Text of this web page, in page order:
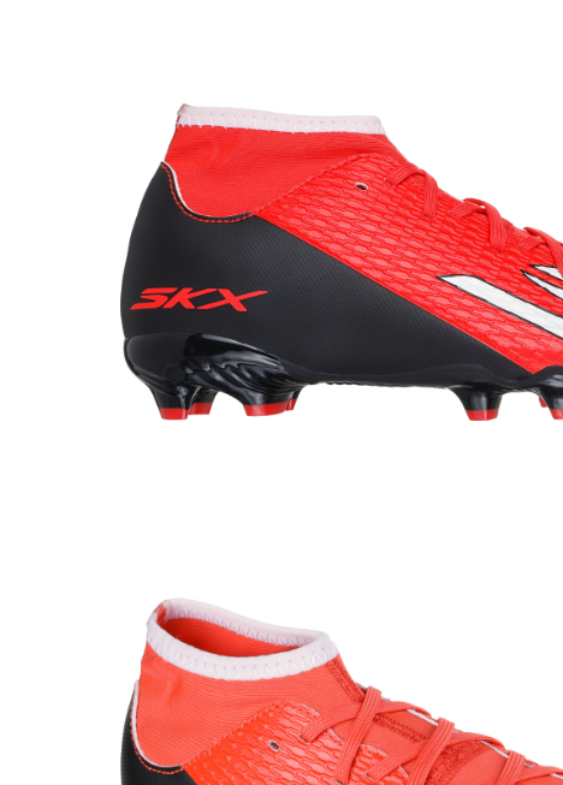
Imbracaminte fotbal femei
Tricouri fotbal femei
Sorturi fotbal femei
Pantaloni lungi fotbal femei
Echipament portar